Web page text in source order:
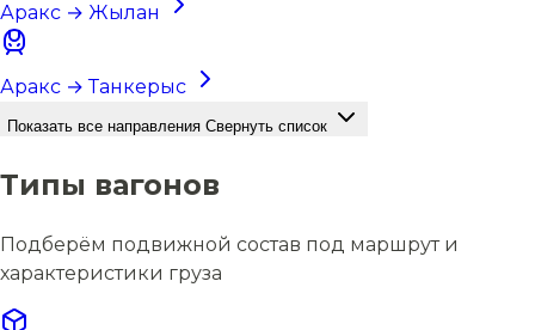
Аракс → Жылан
Аракс → Танкерыс
Показать все направления Свернуть список
Типы вагонов
Подберём подвижной состав под маршрут и
характеристики груза